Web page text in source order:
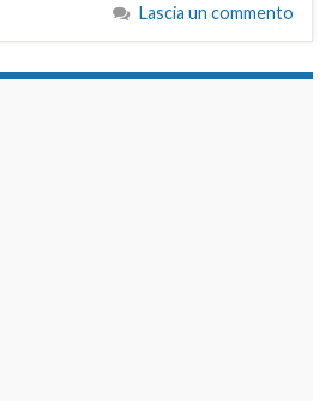
Lascia un commento